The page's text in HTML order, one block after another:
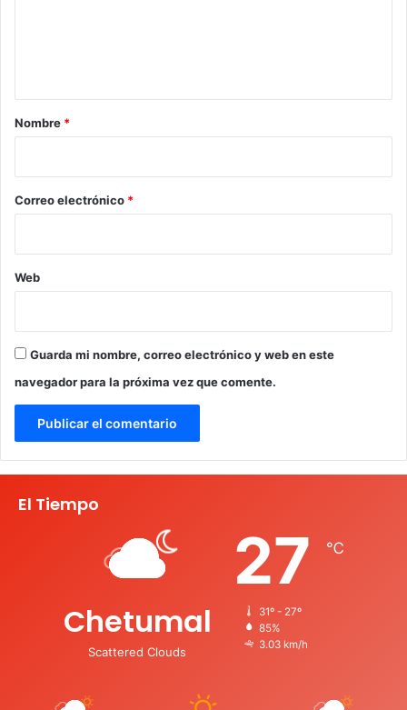
r
*
Nombre *
Correo electrónico *
Web
Guarda mi nombre, correo electrónico y web en este
navegador para la próxima vez que comente.
El Tiempo
Chetumal
Scattered Clouds
27 ℃
31º - 27º
85%
3.03 km/h